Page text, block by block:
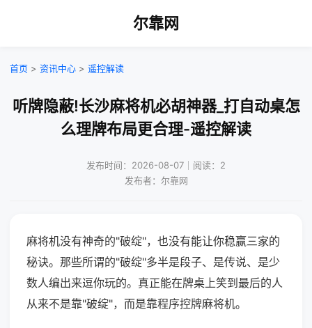
尔靠网
首页 > 资讯中心 > 遥控解读
听牌隐蔽!长沙麻将机必胡神器_打自动桌怎
么理牌布局更合理-遥控解读
发布时间：2026-08-07｜阅读：2
发布者：尔靠网
麻将机没有神奇的"破绽"，也没有能让你稳赢三家的
秘诀。那些所谓的"破绽"多半是段子、是传说、是少
数人编出来逗你玩的。真正能在牌桌上笑到最后的人
从来不是靠"破绽"，而是靠程序控牌麻将机。